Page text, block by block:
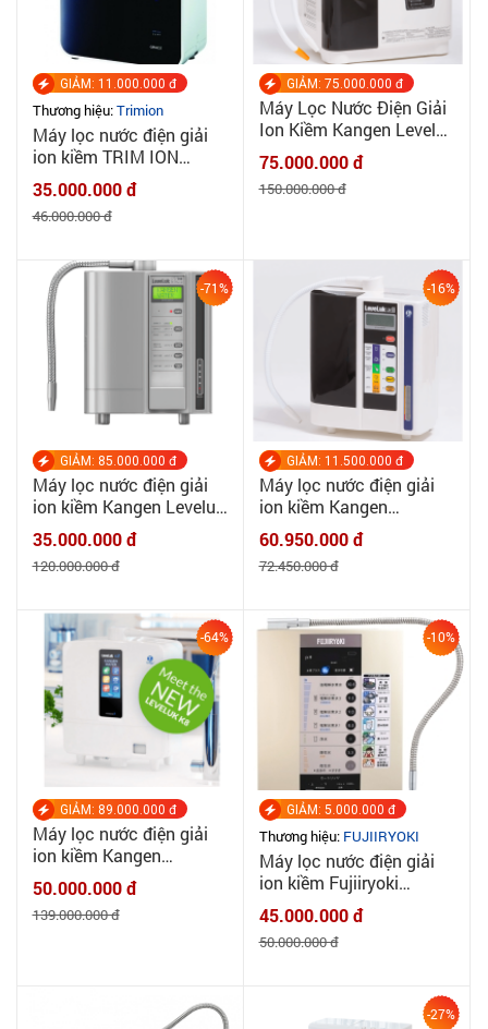
GIẢM: 11.000.000 đ
Thương hiệu:Trimion
Máy lọc nước điện giải
ion kiềm TRIM ION
GRACE - MADE IN
JAPAN
35.000.000 đ
46.000.000 đ
GIẢM: 75.000.000 đ
Máy Lọc Nước Điện Giải
Ion Kiềm Kangen Leveluk
Super SD501 - Enagic
Nhật Bản
75.000.000 đ
150.000.000 đ
-71%
GIẢM: 85.000.000 đ
Máy lọc nước điện giải
ion kiềm Kangen Leveluk
SD501 Platinum - Chính
hãng ENAGIC
35.000.000 đ
120.000.000 đ
-16%
GIẢM: 11.500.000 đ
Máy lọc nước điện giải
ion kiềm Kangen
Leverluk JRII - Chính
hãng Enagic
60.950.000 đ
72.450.000 đ
-64%
GIẢM: 89.000.000 đ
Máy lọc nước điện giải
ion kiềm Kangen
Leverluk K8 - Chính hãng
Enagic
50.000.000 đ
139.000.000 đ
-10%
GIẢM: 5.000.000 đ
Thương hiệu: FUJIIRYOKI
Máy lọc nước điện giải
ion kiềm Fujiiryoki
HWP55
45.000.000 đ
50.000.000 đ
-27%